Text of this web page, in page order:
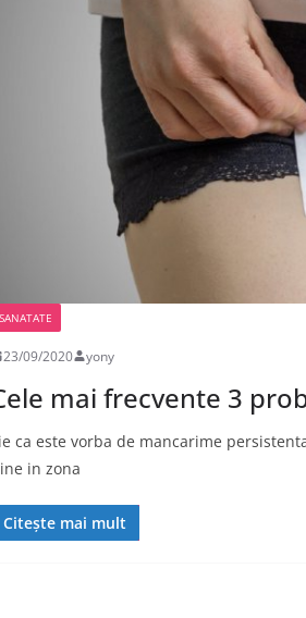
SANATATE
23/09/2020 yony
mai frecvente 3
ca este vorba de mancarime
in zona
Citește mai mult